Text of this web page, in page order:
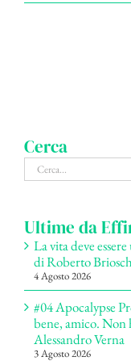
Cerca
Cerca
per:
Ultime da
La vita deve
di Roberto
4 Agosto 2026
#04 Apocalypse
bene, amico. Non
Alessandro Verna
3 Agosto 2026